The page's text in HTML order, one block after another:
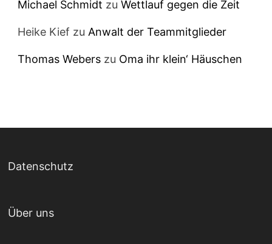
Michael Schmidt zuWettlauf gegen die Zeit
Heike Kief zu Anwalt der Teammitglieder
Thomas Webers zu Oma ihr klein‘ Häuschen
Datenschutz
Über uns